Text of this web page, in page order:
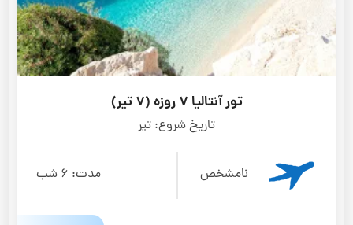
تور آنتالیا 7 روزه (7 تیر)
تاریخ شروع: تیر
نامشخص مدت: 6 شب